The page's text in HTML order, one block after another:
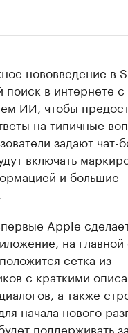
нововведение в
в интернете с
ИИ, чтобы
на типичные
задают чат-
включать
и большие
Apple
на главной
сетка из
с краткими
а также
начала нового
поддерживать